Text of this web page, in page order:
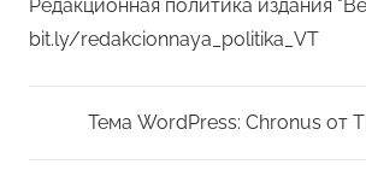
Редакционная политика издания
bit.ly/redakcionnaya_politika_VT
Тема WordPress: Chronus от